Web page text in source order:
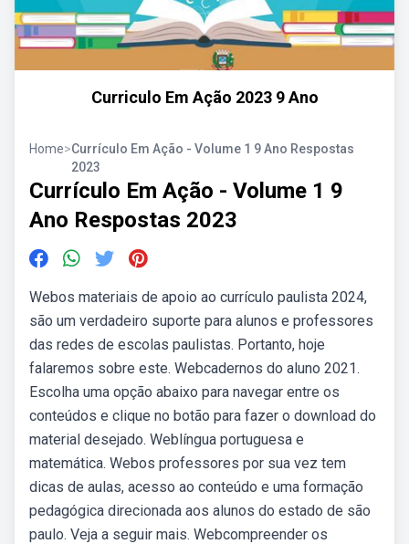
Curriculo Em Ação 2023 9 Ano
Home>Currículo Em Ação - Volume 1 9 Ano Respostas
2023
Currículo Em Ação - Volume 1 9
Ano Respostas 2023
Webos materiais de apoio ao currículo paulista 2024,
são um verdadeiro suporte para alunos e professores
das redes de escolas paulistas. Portanto, hoje
falaremos sobre este. Webcadernos do aluno 2021.
Escolha uma opção abaixo para navegar entre os
conteúdos e clique no botão para fazer o download do
material desejado. Weblíngua portuguesa e
matemática. Webos professores por sua vez tem
dicas de aulas, acesso ao conteúdo e uma formação
pedagógica direcionada aos alunos do estado de são
paulo. Veja a seguir mais. Webcompreender os